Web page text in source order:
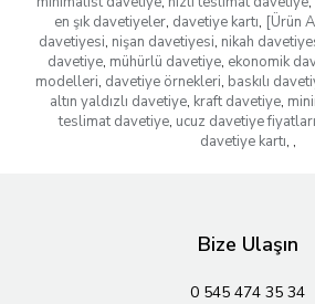
en şık davetiyeler, davetiye kartı, [Ürün
davetiyesi, nişan davetiyesi, nikah
davetiye, mühürlü davetiye, ekonomik
modelleri, davetiye örnekleri, baskılı
altın yaldızlı davetiye, kraft davetiye,
teslimat davetiye, ucuz davetiye fiyatları
davetiye kartı, ,
Bize Ulaşın
0 545 474 35 34